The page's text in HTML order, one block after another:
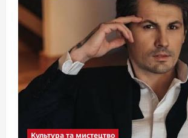
Культура та мистецтво